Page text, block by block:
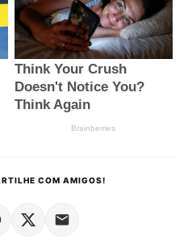
COM AMIGOS!